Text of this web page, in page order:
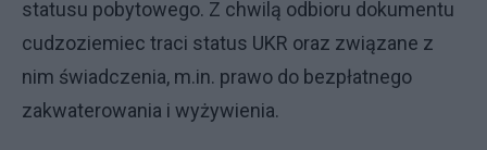
statusu pobytowego. Z chwilą odbioru dokumentu
cudzoziemiec traci status UKR oraz związane z
nim świadczenia, m.in. prawo do bezpłatnego
zakwaterowania i wyżywienia.